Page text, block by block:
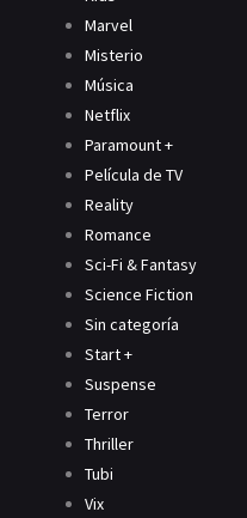
Marvel
Misterio
Música
Netflix
Paramount +
Película de TV
Reality
Romance
Sci-Fi & Fantasy
Science Fiction
Sin categoría
Start +
Suspense
Terror
Thriller
Tubi
Vix